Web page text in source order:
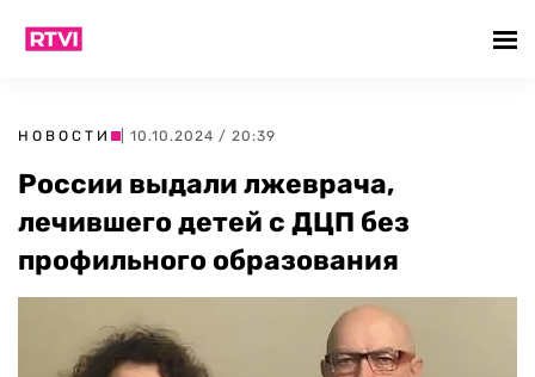
НОВОСТИ | 10.10.2024 / 20:39
России выдали лжеврача,
лечившего детей с ДЦП без
профильного образования